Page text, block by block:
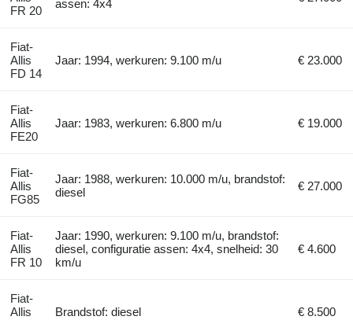
FR 20
assen: 4x4
Fiat-
Allis
FD 14
Jaar: 1994, werkuren: 9.100 m/u € 23.000
Fiat-
Allis
FE20
Jaar: 1983, werkuren: 6.800 m/u € 19.000
Fiat-
Allis
FG85
Jaar: 1988, werkuren: 10.000 m/u, brandstof:
diesel
€ 27.000
Fiat-
Allis
FR 10
Jaar: 1990, werkuren: 9.100 m/u, brandstof:
diesel, configuratie assen: 4x4, snelheid: 30
km/u
€ 4.600
Fiat-
Allis
Brandstof: diesel € 8.500